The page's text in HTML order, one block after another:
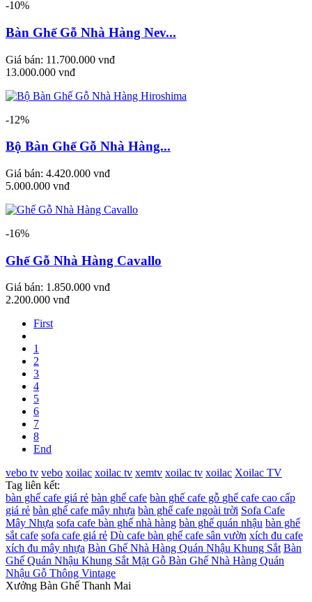
-10%
Bàn Ghế Gỗ Nhà Hàng Nev...
Giá bán: 11.700.000 vnđ
13.000.000 vnđ
-12%
Bộ Bàn Ghế Gỗ Nhà Hàng...
Giá bán: 4.420.000 vnđ
5.000.000 vnđ
-16%
Ghế Gỗ Nhà Hàng Cavallo
Giá bán: 1.850.000 vnđ
2.200.000 vnđ
First
1
2
3
4
5
6
7
8
End
vebo tv vebo xoilac xoilac tv xemtv xoilac tv xoilac Xoilac TV
Tag liên kết:
bàn ghế cafe giá rẻ bàn ghế cafe bàn ghế cafe gỗ ghế cafe cao cấp
giá rẻ bàn ghế cafe mây nhựa bàn ghế cafe ngoài trời Sofa Cafe
Mây Nhựa sofa cafe bàn ghế nhà hàng bàn ghế quán nhậu bàn ghế
sắt cafe sofa cafe giá rẻ Dù cafe bàn ghế cafe sân vườn xích đu cafe
xích đu mây nhựa Bàn Ghế Nhà Hàng Quán Nhậu Khung Sắt Bàn
Ghế Quán Nhậu Khung Sắt Mặt Gỗ Bàn Ghế Nhà Hàng Quán
Nhậu Gỗ Thông Vintage
Xưởng Bàn Ghế Thanh Mai